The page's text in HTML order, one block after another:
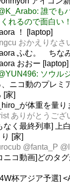
誰でも
れるので面白い
！ [laptop]
おかえりなさ
ふむ。 ちな
おおー [laptop]
ソウル
、ニコ動のプレミ
[家]
が体重を量り
ありがとうござ
なく最終列車] 上
[家]
@fanta_P
ニコ動画]どのタ
杯アジア予選]